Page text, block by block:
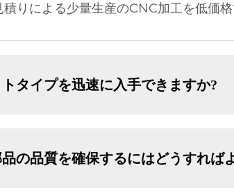
積りによる少量生産のCNC加工を低価
タイプを迅速に入手できますか?
の品質を確保するにはどうすれば